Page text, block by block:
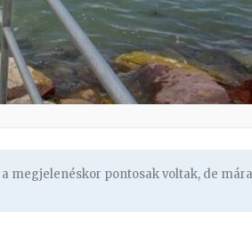
megjelenéskor pontosak voltak, de mára